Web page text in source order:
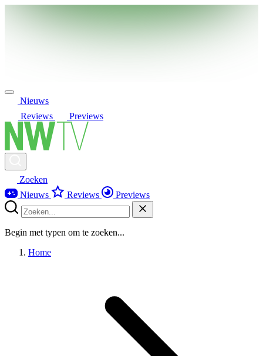
Nieuws
Reviews
Previews
Zoeken
Nieuws
Reviews Previews
Begin met typen om te zoeken...
Home